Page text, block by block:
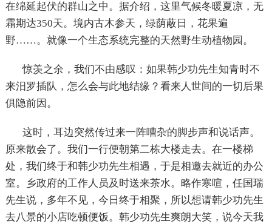
在绵延起伏的群山之中。据介绍，这里气候冬暖夏凉，无
霜期达350天。境内古木参天，绿荫蔽日，花果遍
野……。就像一个生态系统完整的天然野生动植物园。
惊羡之余，我们不由感叹：如果韩少功先生知青时不
来汨罗插队，怎么会与此地结缘？看来人世间的一切后果
俱隐前因。
这时，耳边突然传过来一阵嘈杂的脚步声和说话声。
原来散会了。我们一行便朝第二栋大楼走去。在一楼梯
处，我们终于和韩少功先生相遇，于是相邀去就近的办公
室。乡政府的工作人员及时送来茶水。略作寒喧，任国瑞
先生说，多年不见，今日终于相聚，所以想请韩少功先生
去八景的小店吃顿便饭。韩少功先生爽朗大笑，说今天我